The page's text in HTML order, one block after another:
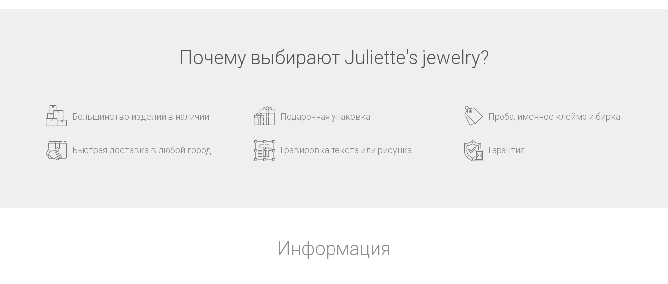
Почему выбирают Juliette's jewelry?
Большинство изделий в наличии
Быстрая доставка в любой город
Подарочная упаковка
Гравировка текста или рисунка
Проба, именное клеймо и бирка
Гарантия
Информация